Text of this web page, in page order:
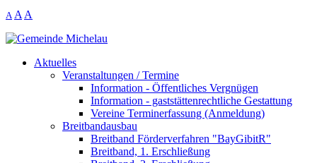
A A A
Aktuelles
Veranstaltungen / Termine
Information - Öffentliches Vergnügen
Information - gaststättenrechtliche Gestattung
Vereine Terminerfassung (Anmeldung)
Breitbandausbau
Breitband Förderverfahren "BayGibitR"
Breitband, 1. Erschließung